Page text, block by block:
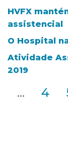
HVFX
assistencial
O Hospital
Atividade
2019
... 4